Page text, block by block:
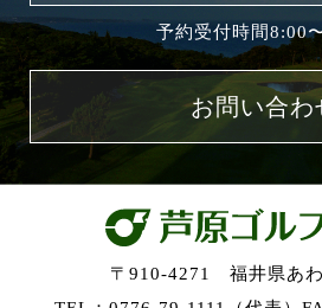
予約受付時間8:00
お問い合わ
〒910-4271 福井県あ